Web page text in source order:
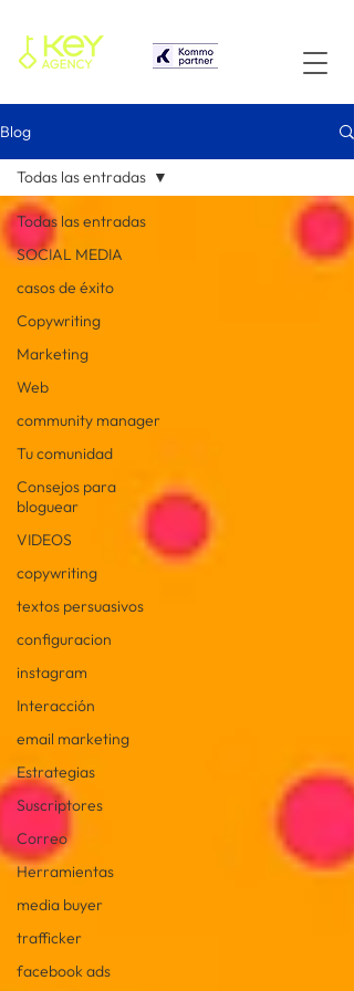
Blog
Todas las entradas
SOCIAL MEDIA
casos de éxito
Copywriting
Marketing
Web
community manager
Tu comunidad
Consejos para
bloguear
VIDEOS
copywriting
textos persuasivos
configuracion
instagram
Interacción
email marketing
Estrategias
Suscriptores
Correo
Herramientas
media buyer
trafficker
facebook ads
Todas las entradas